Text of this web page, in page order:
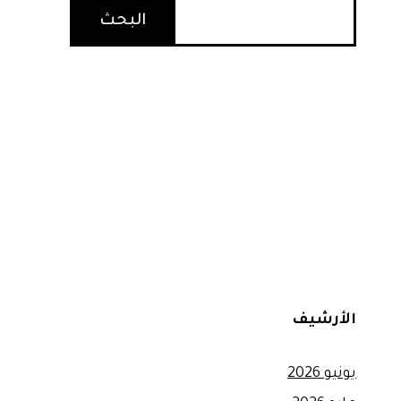
البحث
الأرشيف
يونيو 2026